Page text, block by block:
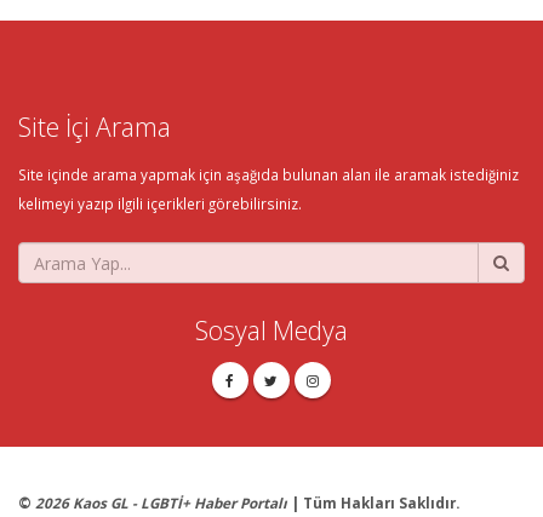
Site İçi Arama
Site içinde arama yapmak için aşağıda bulunan alan ile aramak istediğiniz
kelimeyi yazıp ilgili içerikleri görebilirsiniz.
Sosyal Medya
© 2026 Kaos GL - LGBTİ+ Haber Portalı | Tüm Hakları Saklıdır.